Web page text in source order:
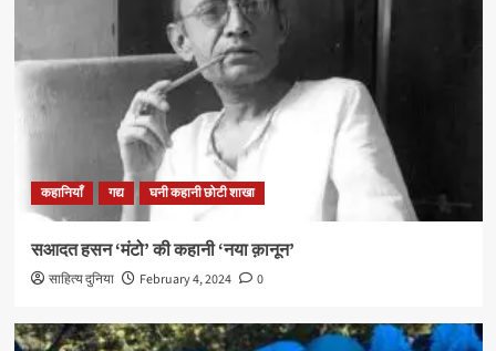
कहानियाँ गद्य घनी कहानी छोटी शाखा
सआदत हसन ‘मंटो’ की कहानी ‘नया क़ानून’
साहित्य दुनिया February 4, 2024 0